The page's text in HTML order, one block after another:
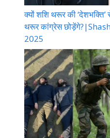
क्यों शशि थरूर की ‘देशभक्ति’
थरूर कांग्रेस
2025